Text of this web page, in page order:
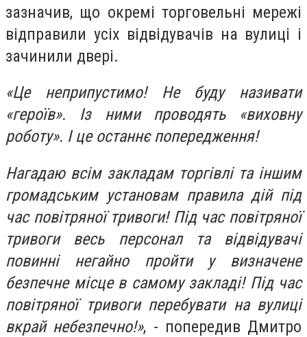
зазначив, що окремі торговельні мережі
відправили усіх відвідувачів на вулиці і
зачинили двері.
«Це неприпустимо! Не буду називати
«героїв». Із ними проводять «виховну
роботу». І це останнє попередження!
Нагадаю всім закладам торгівлі та іншим
громадським установам правила дій під
час повітряної тривоги! Під час повітряної
тривоги весь персонал та відвідувачі
повинні негайно пройти у визначене
безпечне місце в самому закладі! Під час
повітряної тривоги перебувати на вулиці
вкрай небезпечно!», - попередив Дмитро